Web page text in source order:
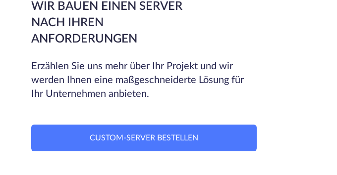
WIR BAUEN EINEN SERVER
NACH IHREN
ANFORDERUNGEN
Erzählen Sie uns mehr über Ihr Projekt und wir
werden Ihnen eine maßgeschneiderte Lösung für
Ihr Unternehmen anbieten.
CUSTOM-SERVER BESTELLEN